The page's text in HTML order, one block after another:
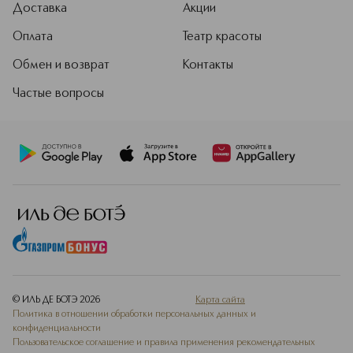
Доставка
Оплата
Обмен и возврат
Частые вопросы
Акции
Театр красоты
Контакты
© ИЛЬ ДЕ БОТЭ 2026
Карта сайта
Политика в отношении обработки персональных данных и
конфиденциальности
Пользовательское соглашение и правила применения рекомендательных